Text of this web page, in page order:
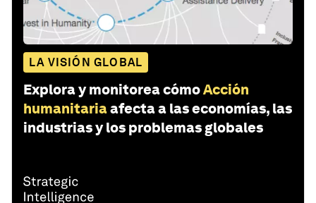
LA VISIÓN GLOBAL
Explora y monitorea cómoAcción
humanitariaafecta a las economías, las
industrias y los problemas globales